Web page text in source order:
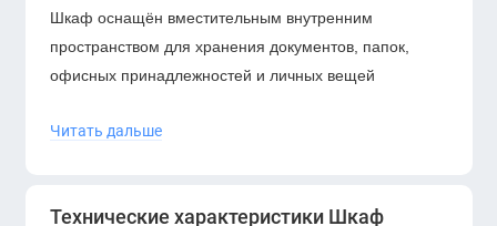
Шкаф оснащён вместительным внутренним
пространством для хранения документов, папок,
офисных принадлежностей и личных вещей
поддерживать порядок и визуальную чистоту
подходящей для интенсивного офисного
Читать дальше
Технические характеристики Шкаф